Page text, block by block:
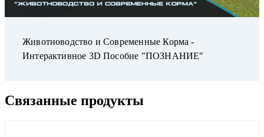
Животноводство и Современные Корма -
Интерактивное 3D Пособие "ПОЗНАНИЕ"
Связанные продукты